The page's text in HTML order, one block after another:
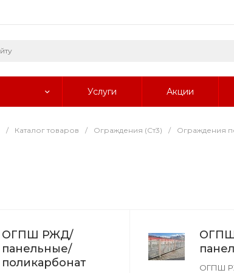
Услуги Акции
/ Каталог товаров / Ограждения (Ст3) / Ограждения
ОГПШ РЖД/
панельные/
поликарбонат
ОГПШ